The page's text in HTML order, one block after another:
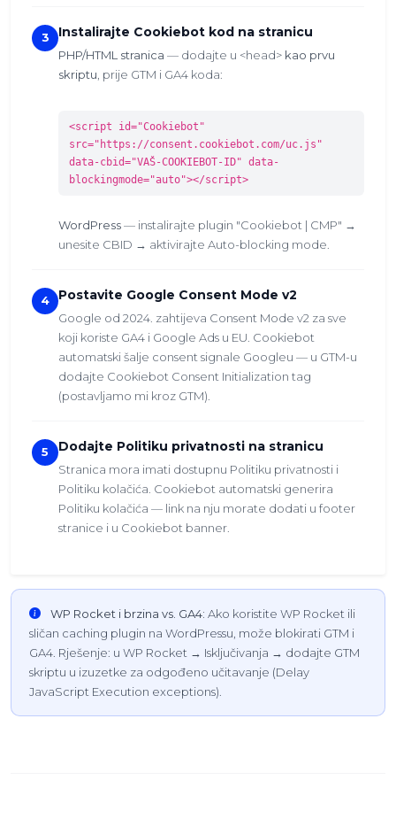
3 Instalirajte Cookiebot kod na stranicu
PHP/HTML stranica — dodajte u <head> kao prvu
skriptu , prije GTM i GA4 koda:
<script id="Cookiebot"
src="https://consent.cookiebot.com/uc.js"
data-cbid="VAŠ-COOKIEBOT-ID" data-
blockingmode="auto"></script>
WordPress— instalirajte plugin "Cookiebot | CMP" →
unesite CBID → aktivirajte Auto-blocking mode.
4 Postavite Google Consent Mode v2
Google od 2024. zahtijeva Consent Mode v2 za sve
koji koriste GA4 i Google Ads u EU. Cookiebot
automatski šalje consent signale Googleu — u GTM-u
dodajte Cookiebot Consent Initialization tag
(postavljamo mi kroz GTM).
5 Dodajte Politiku privatnosti na stranicu
Stranica mora imati dostupnu Politiku privatnosti i
Politiku kolačića. Cookiebot automatski generira
Politiku kolačića — link na nju morate dodati u footer
stranice i u Cookiebot banner.
WP Rocket i brzina vs. GA4: Ako koristite WP Rocket ili
sličan caching plugin na WordPressu, može blokirati GTM i
GA4. Rješenje: u WP Rocket → Isključivanja → dodajte GTM
skriptu u izuzetke za odgođeno učitavanje (Delay
JavaScript Execution exceptions).